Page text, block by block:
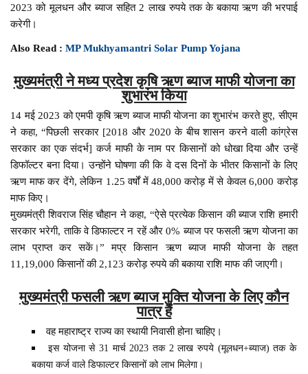
2023 को मूलधन और ब्याज सहित 2 लाख रुपये तक के बकाया ऋण की भरपाई
करेगी।
Also Read :MP Mukhyamantri Solar Pump Yojana
मुख्यमंत्री ने मध्य प्रदेश कृषि ऋण ब्याज माफी योजना का
शुभारंभ किया
14 मई 2023 को एमपी कृषि ऋण ब्याज माफी योजना का शुभारंभ करते हुए, सीएम
ने कहा, “पिछली सरकार [2018 और 2020 के बीच शासन करने वाली कांग्रेस
सरकार का एक संदर्भ] कर्ज माफी के नाम पर किसानों को धोखा दिया और उन्हें
डिफॉल्टर बना दिया। उन्होंने घोषणा की कि वे दस दिनों के भीतर किसानों के लिए
ऋण माफ कर देंगे, लेकिन 1.25 वर्षों में 48,000 करोड़ में से केवल 6,000 करोड़
माफ किए।
मुख्यमंत्री शिवराज सिंह चौहान ने कहा, “ऐसे प्रत्येक किसान की ब्याज राशि हमारी
सरकार भरेगी, ताकि वे डिफाल्टर न रहें और 0% ब्याज पर फसली ऋण योजना का
लाभ प्राप्त कर सकें।” मप्र किसान ऋण ब्याज माफी योजना के तहत
11,19,000 किसानों की 2,123 करोड़ रुपये की बकाया राशि माफ की जाएगी।
मुख्यमंत्री फसली ऋण ब्याज मुक्ति योजना के लिए कौन
पात्र हैं
वह महाराष्ट्र राज्य का स्थायी निवासी होना चाहिए।
इस योजना से 31 मार्च 2023 तक 2 लाख रुपये (मूलधन+ब्याज) तक के
बकाया कर्ज वाले डिफाल्टर किसानों को लाभ मिलेगा।